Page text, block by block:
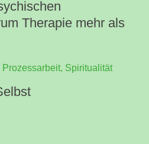
Therapie mehr als
Prozessarbeit, Spiritualität